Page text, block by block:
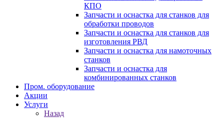
КПО
Запчасти и оснастка для станков для
обработки проводов
Запчасти и оснастка для станков для
изготовления РВД
Запчасти и оснастка для намоточных
станков
Запчасти и оснастка для
комбинированных станков
Пром. оборудование
Акции
Услуги
Назад